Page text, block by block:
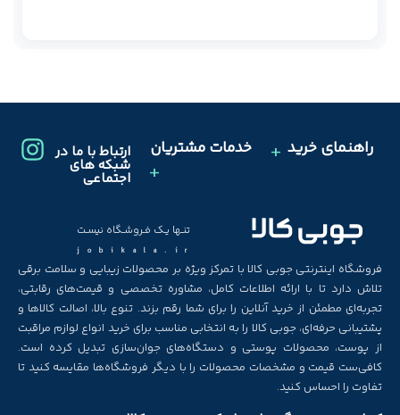
راهنمای خرید خدمات مشتریان ارتباط با ما در
شبکه های
اجتماعی
تنـها یـک فـروشـگاه نیسـت
jobikala.ir
فروشگاه اینترنتی جوبی کالا با تمرکز ویژه بر محصولات زیبایی و سلامت برقی
تلاش دارد تا با ارائه اطلاعات کامل، مشاوره تخصصی و قیمت‌های رقابتی،
تجربه‌ای مطمئن از خرید آنلاین را برای شما رقم بزند. تنوع بالا، اصالت کالاها و
پشتیبانی حرفه‌ای، جوبی کالا را به انتخابی مناسب برای خرید انواع لوازم مراقبت
از پوست، محصولات پوستی و دستگاه‌های جوان‌سازی تبدیل کرده است.
کافی‌ست قیمت و مشخصات محصولات را با دیگر فروشگاه‌ها مقایسه کنید تا
تفاوت را احساس کنید.